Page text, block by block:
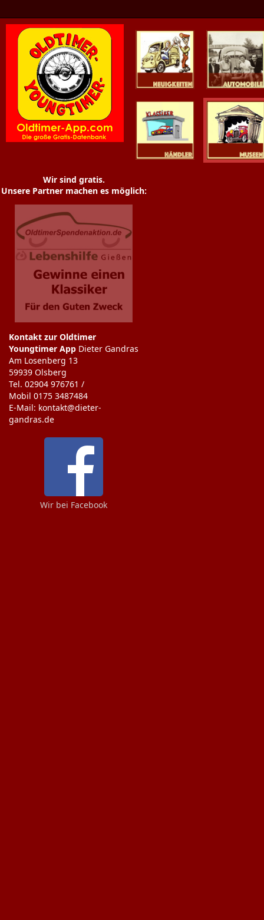
Oldtimer
Youngtimer
Wir sind gratis.
Unsere Partner machen es möglich:
Kontakt zur Oldtimer
Youngtimer App Dieter Gandras
Am Losenberg 13
59939 Olsberg
Tel. 02904 976761 /
Mobil 0175 3487484
E-Mail: kontakt@dieter-
gandras.de
Wir bei Facebook